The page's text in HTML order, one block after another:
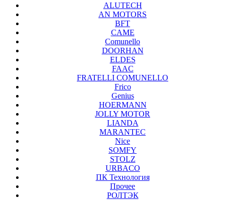
ALUTECH
AN MOTORS
BFT
CAME
Comunello
DOORHAN
ELDES
FAAC
FRATELLI COMUNELLO
Frico
Genius
HOERMANN
JOLLY MOTOR
LIANDA
MARANTEC
Nice
SOMFY
STOLZ
URBACO
ПК Технология
Прочее
РОЛТЭК